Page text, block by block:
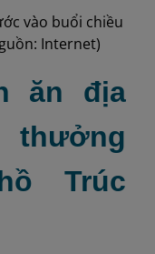
vào buổi chiều
Internet)
ăn địa
thưởng
Trúc